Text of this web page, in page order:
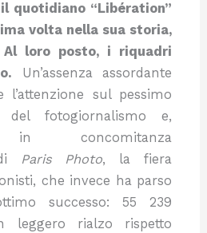
quotidiano “Libération”
volta nella sua storia,
Al loro posto, i riquadri
Un’assenza assordante
l’attenzione sul pessimo
fotogiornalismo e,
in concomitanza
Paris Photo, la fiera
che invece ha parso
successo: 55 239
leggero rialzo rispetto